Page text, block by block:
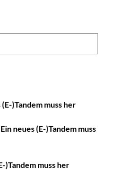
(E-)Tandem muss her
Ein neues (E-)Tandem muss
)Tandem muss her